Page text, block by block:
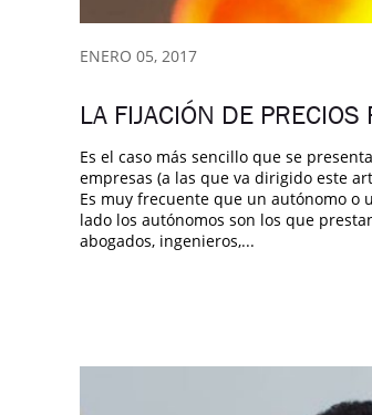
ENERO 05, 2017
LA FIJACIÓN DE PRECIOS
Es el caso más sencillo que se
empresas (a las que va dirigido este
Es muy frecuente que un autónomo o
lado los autónomos son los que
abogados, ingenieros,...